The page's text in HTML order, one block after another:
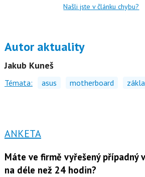
Našli jste v článku chybu?
Autor aktuality
Jakub Kuneš
Témata: asus motherboard
ANKETA
Máte ve firmě vyřešený případný
na déle než 24 hodin?